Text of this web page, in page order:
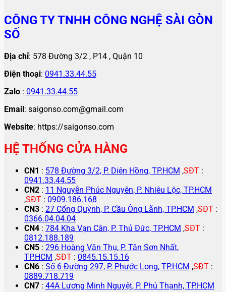
CÔNG TY TNHH CÔNG NGHỆ SÀI GÒN
SỐ
Địa chỉ: 578 Đường 3/2 , P14 , Quận 10
Điện thoại: 0941.33.44.55
Zalo : 0941.33.44.55
Email: saigonso.com@gmail.com
Website: https://saigonso.com
HỆ THỐNG CỬA HÀNG
CN1 : 578 Đường 3/2, P. Diên Hồng, TP.HCM ,SĐT :
0941.33.44.55
CN2 : 11 Nguyễn Phúc Nguyên, P. Nhiêu Lộc, TP.HCM
,SĐT : 0909.186.168
CN3 : 27 Cống Quỳnh, P. Cầu Ông Lãnh, TP.HCM ,SĐT :
0366.04.04.04
CN4 : 784 Kha Vạn Cân, P. Thủ Đức, TP.HCM ,SĐT :
0812.188.189
CN5 : 296 Hoàng Văn Thụ, P. Tân Sơn Nhất,
TP.HCM ,SĐT : 0845.15.15.16
CN6 : Số 6 Đường 297, P. Phước Long, TP.HCM ,SĐT :
0889.718.719
CN7 : 44A Lương Minh Nguyệt, P. Phú Thạnh, TP.HCM